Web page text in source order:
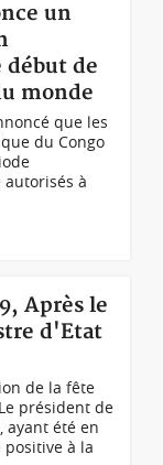
un
début de
monde
que les
du Congo
autorisés à
Après le
d'Etat
de la fête
président de
ayant été en
à la